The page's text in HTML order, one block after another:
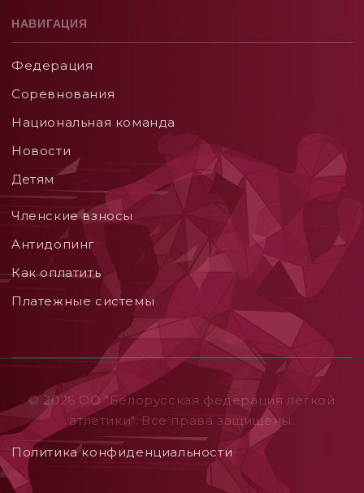
НАВИГАЦИЯ
Федерация
Соревнования
Национальная команда
Новости
Детям
Членские взносы
Aнтидопинг
Как оплатить
Платежные системы
© 2026 ОO "Белорусская федерация легкой
атлетики". Все права защищены.
Политика конфиденциальности